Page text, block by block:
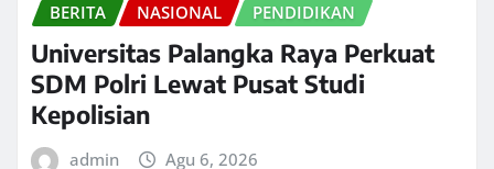
BERITA NASIONAL PENDIDIKAN
Universitas Palangka Raya Perkuat
SDM Polri Lewat Pusat Studi
Kepolisian
admin Agu 6, 2026